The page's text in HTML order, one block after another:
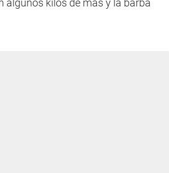
algunos kilos de más y la barba